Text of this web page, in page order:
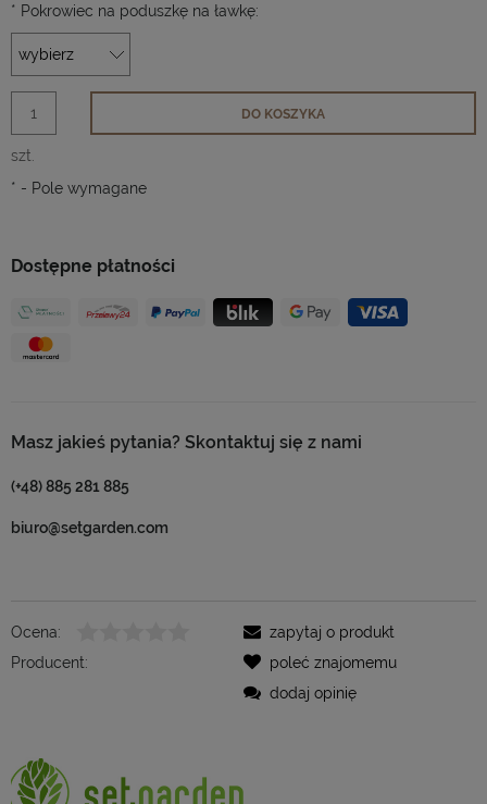
Dostępne płatności
Masz jakieś pytania? Skontaktuj się z nami
(+48) 885 281 885
biuro@setgarden.com
* Pokrowiec na poduszkę na ławkę:
szt.
DO KOSZYKA
* - Pole wymagane
Ocena:
Producent:
zapytaj o produkt
poleć znajomemu
dodaj opinię